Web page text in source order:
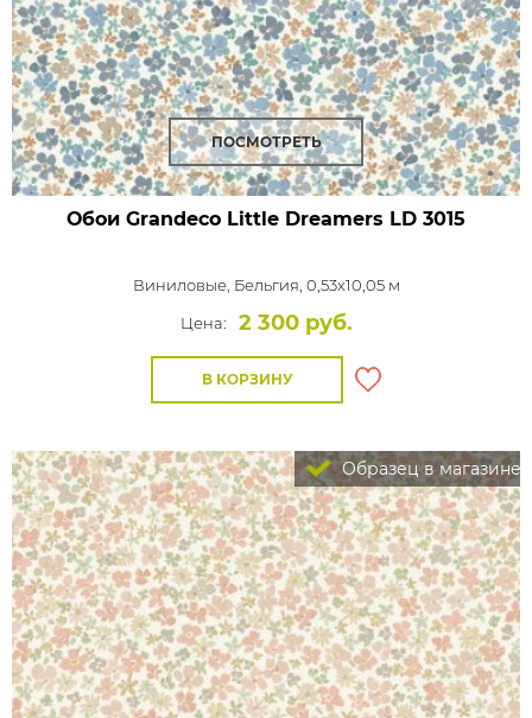
ПОСМОТРЕТЬ
Обои Grandeco Little Dreamers LD 3015
Виниловые, Бельгия, 0,53x10,05 м
Цена:
2 300 руб.
В КОРЗИНУ
Образец в магазине